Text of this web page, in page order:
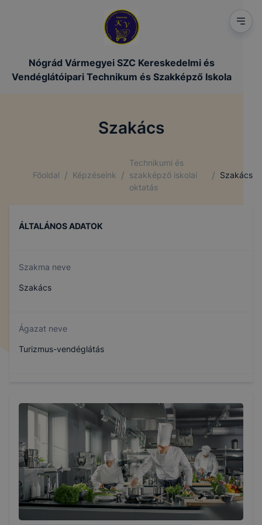
Nógrád Vármegyei SZC Kereskedelmi és
Vendéglátóipari Technikum és Szakképző Iskola
Szakács
Főoldal / Képzéseink /
Technikumi és
szakképző iskolai
oktatás
/ Szakács
ÁLTALÁNOS ADATOK
Szakma neve
Szakács
Ágazat neve
Turizmus-vendéglátás
410132305
Képzés időtartama
3 év
Választható szakmairányok: